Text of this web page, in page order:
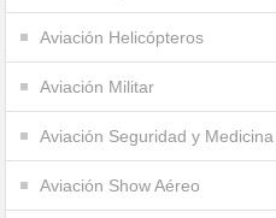
Aviación Helicópteros
Aviación Militar
Aviación Seguridad y Medicina
Aviación Show Aéreo